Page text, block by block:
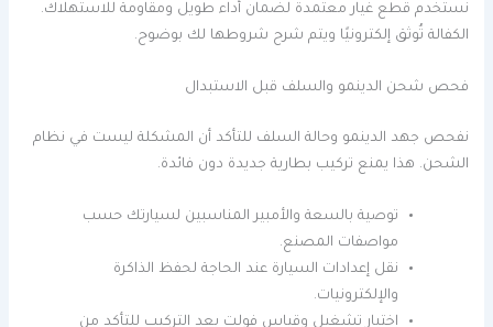
نستخدم قطع غيار معتمدة لضمان أداء طويل ومقاومة للاستهلاك.
الكفالة تُوثق إلكترونيًا ويتم شرح شروطها لك بوضوح.
فحص شحن الدينمو والسلف قبل الاستبدال
نفحص جهد الدينمو وحالة السلف للتأكد أن المشكلة ليست في نظام
الشحن. هذا يمنع تركيب بطارية جديدة دون فائدة.
توصية بالسعة والأمبير المناسبين لسيارتك حسب
مواصفات المصنع.
نقل إعدادات السيارة عند الحاجة لحفظ الذاكرة
والإلكترونيات.
اختبار تشغيل وقياس فولت بعد التركيب للتأكد من